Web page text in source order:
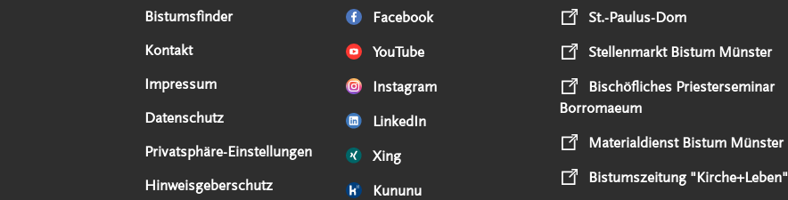
Serviceangebote
Bistumsfinder
Kontakt
Impressum
Datenschutz
Privatsphäre-Einstellungen
Hinweisgeberschutz
Social Media Angebote Facebook
YouTube
Instagram
LinkedIn
Xing
Kununu
Externe Links St.-Paulus-Dom
Stellenmarkt Bistum Münster
Bischöfliches Priesterseminar
Borromaeum
Materialdienst Bistum Münster
Bistumszeitung "Kirche+Leben"